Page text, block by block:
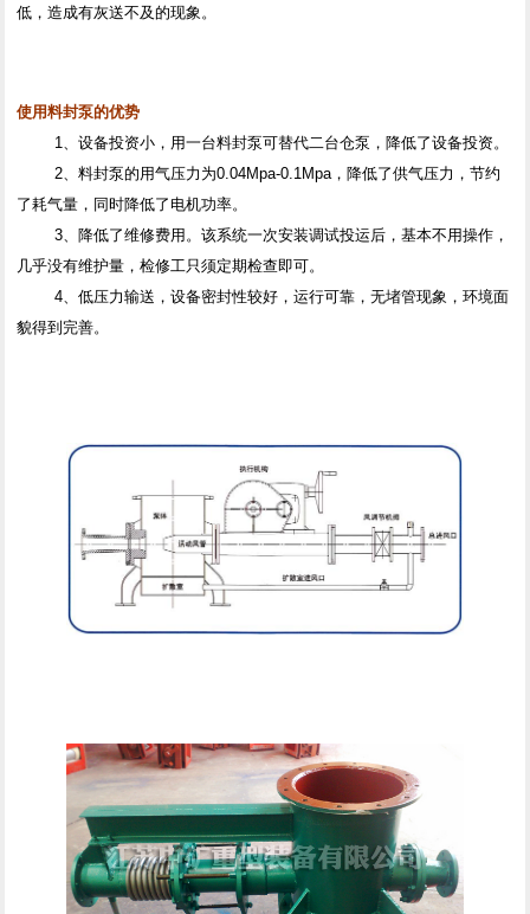
低，造成有灰送不及的现象。
使用料封泵的优势
1、设备投资小，用一台料封泵可替代二台仓泵，降低了设备投资。
2、料封泵的用气压力为0.04Mpa-0.1Mpa，降低了供气压力，节约
了耗气量，同时降低了电机功率。
3、降低了维修费用。该系统一次安装调试投运后，基本不用操作，
几乎没有维护量，检修工只须定期检查即可。
4、低压力输送，设备密封性较好，运行可靠，无堵管现象，环境面
貌得到完善。